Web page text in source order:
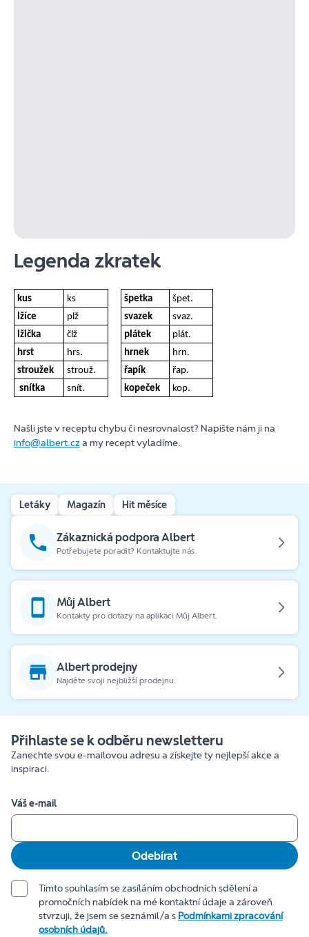
Legenda zkratek
kus ks špetka
špet.
lžíce
plž svazek
svaz.
lžička
člž plátek
plát.
hrst
hrs. hrnek
hrn.
stroužek
strouž. řapík
řap.
snítka
snít. kopeček kop.
Našli jste v receptu chybu či nesrovnalost? Napište nám ji na
info@albert.cza my recept vyladíme.
Letáky Magazín Hit měsíce
Zákaznická podpora Albert
Potřebujete poradit? Kontaktujte nás.
Můj Albert
Kontakty pro dotazy na aplikaci Můj Albert.
Albert prodejny
Najděte svoji nejbližší prodejnu.
Přihlaste se k odběru newsletteru
Zanechte svou e-mailovou adresu a získejte ty nejlepší akce a
inspiraci.
Váš e-mail
Odebírat
Tímto souhlasím se zasíláním obchodních sdělení a
promočních nabídek na mé kontaktní údaje a zároveň
stvrzuji, že jsem se seznámil/a s Podmínkami zpracování
osobních údajů.